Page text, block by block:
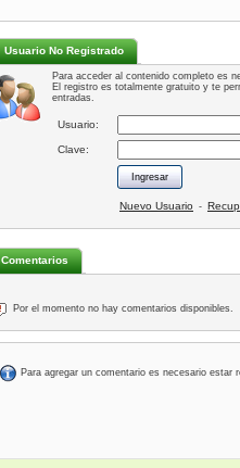
Usuario No Registrado
Para acceder al contenido completo es
El registro es totalmente gratuito y te
entradas.
Usuario:
Clave:
Nuevo Usuario -
Comentarios
Por el momento no hay comentarios disponibles.
Para agregar un comentario es necesario estar